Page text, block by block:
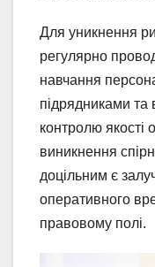
Для уникнення
регулярно
навчання
підрядниками
контролю якості
виникнення
доцільним є
оперативного
правовому полі.